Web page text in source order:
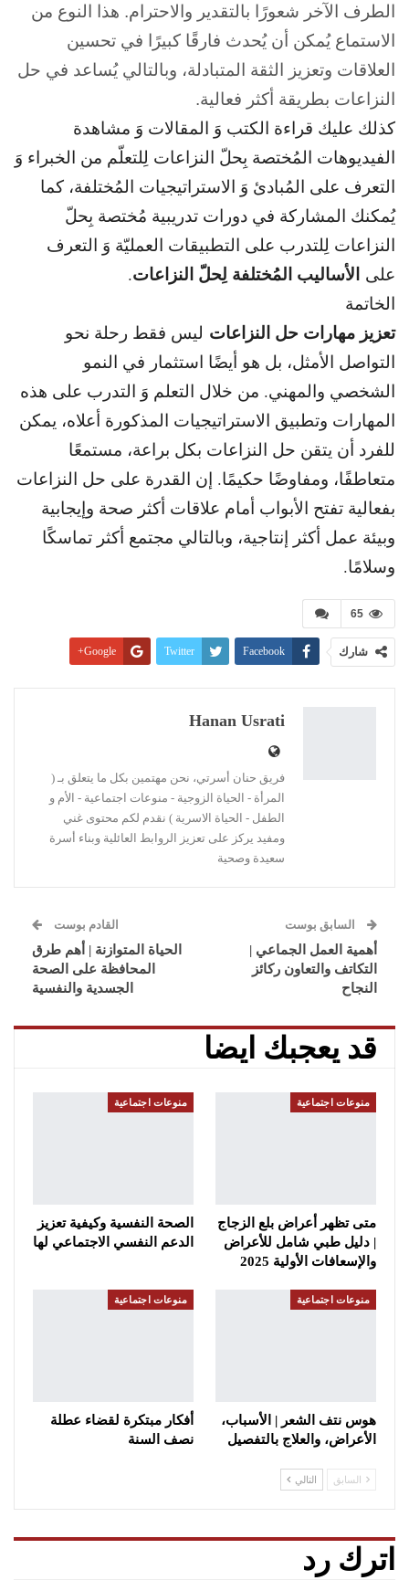
الطرف الآخر شعورًا بالتقدير والاحترام. هذا النوع من
الاستماع يُمكن أن يُحدث فارقًا كبيرًا في تحسين
العلاقات وتعزيز الثقة المتبادلة، وبالتالي يُساعد في حل
النزاعات بطريقة أكثر فعالية.
كذلك عليك قراءة الكتب وَ المقالات وَ مشاهدة
الفيديوهات المُختصة بِحلّ النزاعات لِلتعلّم من الخبراء وَ
التعرف على المُبادئ وَ الاستراتيجيات المُختلفة، كما
يُمكنك المشاركة في دورات تدريبية مُختصة بِحلّ
النزاعات لِلتدرب على التطبيقات العمليّة وَ التعرف
على الأساليب المُختلفة لِحلّ النزاعات.
الخاتمة
تعزيز مهارات حل النزاعات ليس فقط رحلة نحو
التواصل الأمثل، بل هو أيضًا استثمار في النمو
الشخصي والمهني. من خلال التعلم وَ التدرب على هذه
المهارات وتطبيق الاستراتيجيات المذكورة أعلاه، يمكن
للفرد أن يتقن حل النزاعات بكل براعة، مستمعًا
متعاطفًا، ومفاوضًا حكيمًا. إن القدرة على حل النزاعات
بفعالية تفتح الأبواب أمام علاقات أكثر صحة وإيجابية
وبيئة عمل أكثر إنتاجية، وبالتالي مجتمع أكثر تماسكًا
وسلامًا.
65
شارك Facebook
Twitter
Google+
Linkedin
Hanan Usrati
فريق حنان أسرتي، نحن مهتمين بكل ما يتعلق بـ (
المرأة - الحياة الزوجية - منوعات اجتماعية - الأم و
الطفل - الحياة الاسرية ) نقدم لكم محتوى غني
ومفيد يركز على تعزيز الروابط العائلية وبناء أسرة
سعيدة وصحية
السابق بوست
أهمية العمل الجماعي |
التكاتف والتعاون ركائز
النجاح
القادم بوست
الحياة المتوازنة | أهم طرق
المحافظة على الصحة
الجسدية والنفسية
قد يعجبك ايضا
منوعات اجتماعية
متى تظهر أعراض بلع الزجاج
| دليل طبي شامل للأعراض
والإسعافات الأولية 2025
منوعات اجتماعية
الصحة النفسية وكيفية تعزيز
الدعم النفسي الاجتماعي لها
منوعات اجتماعية
هوس نتف الشعر | الأسباب،
الأعراض، والعلاج بالتفصيل
منوعات اجتماعية
أفكار مبتكرة لقضاء عطلة
نصف السنة
السابق التالي
اترك رد